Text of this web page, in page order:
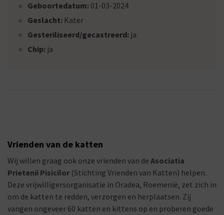
Geboortedatum: 01-03-2024
Geslacht: Kater
Gesteriliseerd/gecastreerd: ja
Chip: ja
Vrienden van de katten
Wij willen graag ook onze vrienden van de Asociatia
Prietenii Pisicilor (Stichting Vrienden van Katten) helpen.
Deze vrijwilligersorganisatie in Oradea, Roemenië, zet zich in
om de katten te redden, verzorgen en herplaatsen. Zij
vangen ongeveer 60 katten en kittens op en proberen goede